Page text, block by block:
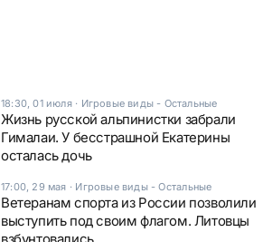
18:30, 01 июля· Игровые виды - Остальные
Жизнь русской альпинистки забрали
Гималаи. У бесстрашной Екатерины
осталась дочь
17:00, 29 мая · Игровые виды - Остальные
Ветеранам спорта из России позволили
выступить под своим флагом. Литовцы
взбунтовались